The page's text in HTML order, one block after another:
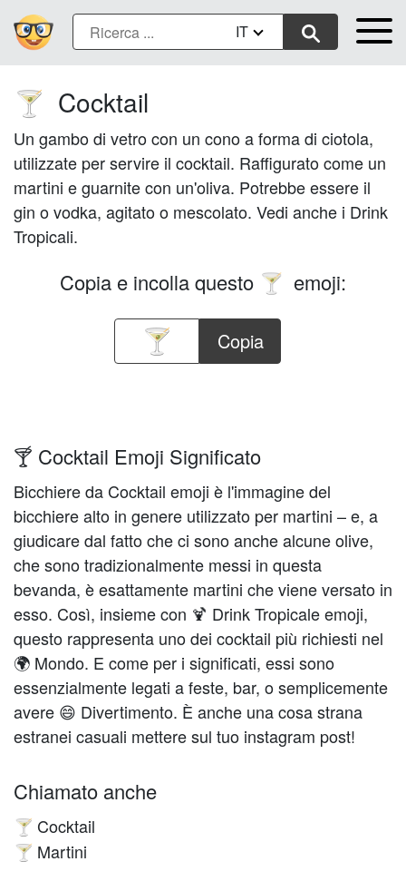
IT
🍸 Cocktail
Un gambo di vetro con un cono a forma di ciotola,
utilizzate per servire il cocktail. Raffigurato come un
martini e guarnite con un'oliva. Potrebbe essere il
gin o vodka, agitato o mescolato. Vedi anche i Drink
Tropicali.
Copia e incolla questo 🍸 emoji:
Copia
🍸 Cocktail Emoji Significato
Bicchiere da Cocktail emoji è l'immagine del
bicchiere alto in genere utilizzato per martini – e, a
giudicare dal fatto che ci sono anche alcune olive,
che sono tradizionalmente messi in questa
bevanda, è esattamente martini che viene versato in
esso. Così, insieme con 🍹 Drink Tropicale emoji,
questo rappresenta uno dei cocktail più richiesti nel
🌍 Mondo. E come per i significati, essi sono
essenzialmente legati a feste, bar, o semplicemente
avere 😄 Divertimento. È anche una cosa strana
estranei casuali mettere sul tuo instagram post!
Chiamato anche
🍸 Cocktail
🍸 Martini